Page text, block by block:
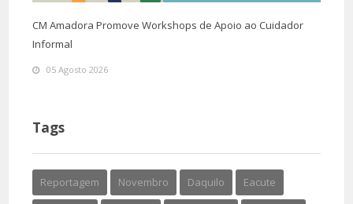
CM Amadora Promove Workshops de Apoio ao Cuidador
Informal
05 Agosto 2026
Tags
Reportagem Novembro Daquilo Eacute